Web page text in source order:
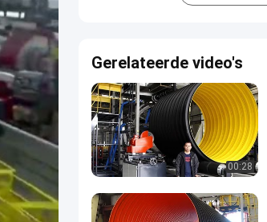
Gerelateerde video's
00:28